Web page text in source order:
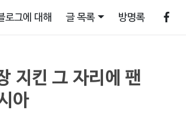
로그에 대해 글 목록 방명록
지킨 그 자리에 팬
아